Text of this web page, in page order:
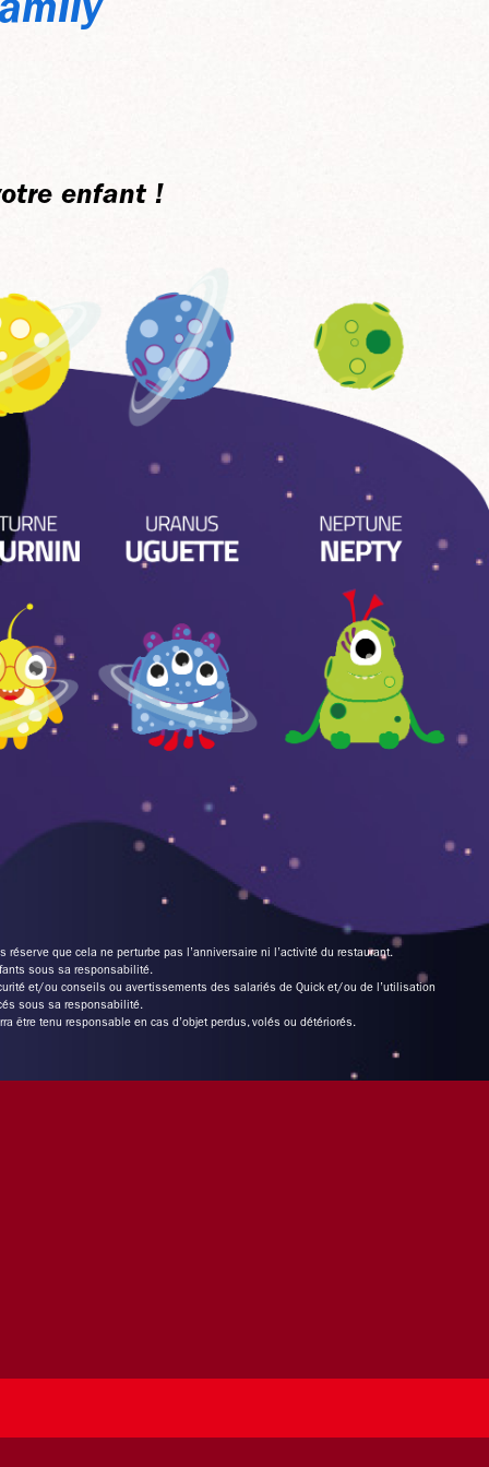
enfant !
que cela ne perturbe pas l’anniversaire ni l’activité du restaurant.
sous sa responsabilité.
et/ou conseils ou avertissements des salariés de Quick et/ou de l’utilisation
sous sa responsabilité.
être tenu responsable en cas d’objet perdus, volés ou détériorés.